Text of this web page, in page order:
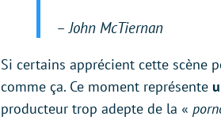
– John McTiernan
Si certains apprécient cette scène
comme ça. Ce moment représente
producteur trop adepte de la «